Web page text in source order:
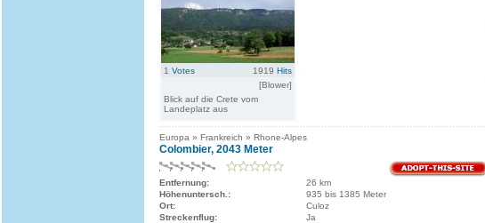
1 Votes 1919 Hits
[Blower]
Blick auf die Crete vom
Landeplatz aus
Europa » Frankreich » Rhone-Alpes
Colombier, 2043 Meter
Entfernung:
26 km
Höhenuntersch.:
935 bis 1385 Meter
Ort:
Culoz
Streckenflug:
Ja